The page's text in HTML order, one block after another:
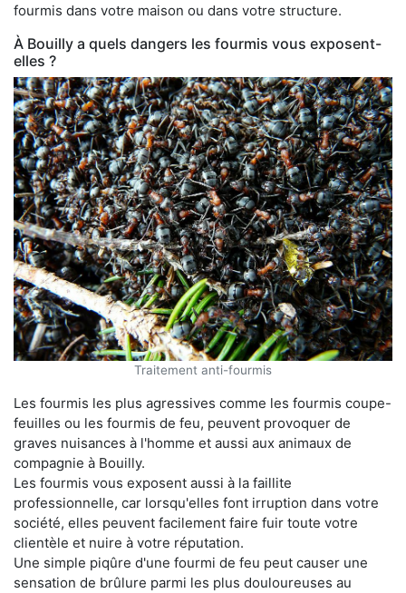
fourmis dans votre maison ou dans votre structure.
À Bouilly a quels dangers les fourmis vous exposent-
elles ?
Traitement anti-fourmis
Les fourmis les plus agressives comme les fourmis coupe-
feuilles ou les fourmis de feu, peuvent provoquer de
graves nuisances à l'homme et aussi aux animaux de
compagnie à Bouilly.
Les fourmis vous exposent aussi à la faillite
professionnelle, car lorsqu'elles font irruption dans votre
société, elles peuvent facilement faire fuir toute votre
clientèle et nuire à votre réputation.
Une simple piqûre d'une fourmi de feu peut causer une
sensation de brûlure parmi les plus douloureuses au